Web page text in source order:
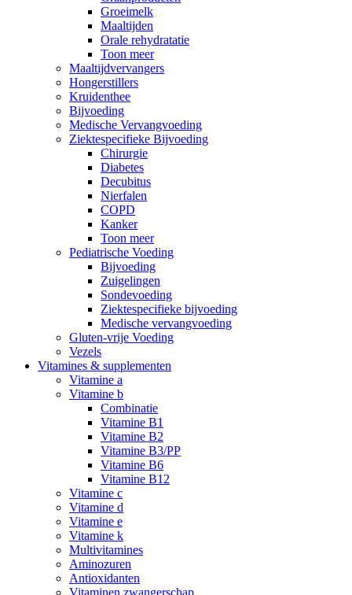
Groeimelk
Maaltijden
Orale rehydratatie
Toon meer
Maaltijdvervangers
Hongerstillers
Kruidenthee
Bijvoeding
Medische Vervangvoeding
Ziektespecifieke Bijvoeding
Chirurgie
Diabetes
Decubitus
Nierfalen
COPD
Kanker
Toon meer
Pediatrische Voeding
Bijvoeding
Zuigelingen
Sondevoeding
Ziektespecifieke bijvoeding
Medische vervangvoeding
Gluten-vrije Voeding
Vezels
Vitamines & supplementen
Vitamine a
Vitamine b
Combinatie
Vitamine B1
Vitamine B2
Vitamine B3/PP
Vitamine B6
Vitamine B12
Vitamine c
Vitamine d
Vitamine e
Vitamine k
Multivitamines
Aminozuren
Antioxidanten
Vitaminen zwangerschap